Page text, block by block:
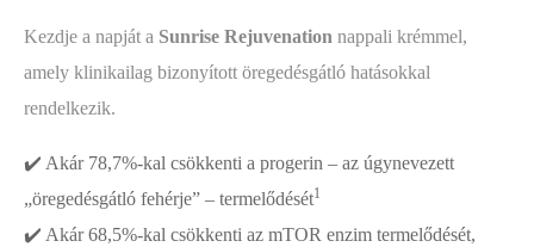
Kezdje a napját a Sunrise Rejuvenation nappali krémmel,
amely klinikailag bizonyított öregedésgátló hatásokkal
rendelkezik.
✔️ Akár 78,7%-kal csökkenti a progerin – az úgynevezett
„öregedésgátló fehérje” – termelődését1
✔️ Akár 68,5%-kal csökkenti az mTOR enzim termelődését,